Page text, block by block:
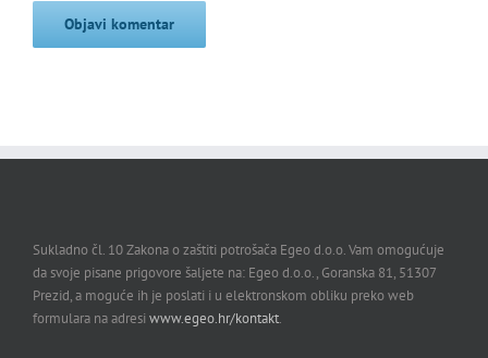
Sukladno čl. 10 Zakona o zaštiti potrošača Egeo d.o.o. Vam omogućuje
da svoje pisane prigovore šaljete na: Egeo d.o.o., Goranska 81, 51307
Prezid, a moguće ih je poslati i u elektronskom obliku preko web
formulara na adresi www.egeo.hr/kontakt.